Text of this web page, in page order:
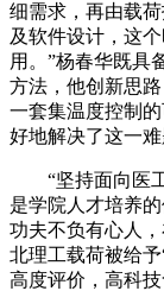
细需求，再由载
及软件设计，这
用。”杨春华既具
方法，他创新思
一套集温度控制
好地解决了这一难
“坚持面向医工
是学院人才培养
功夫不负有心人
北理工载荷被给
高度评价，高科